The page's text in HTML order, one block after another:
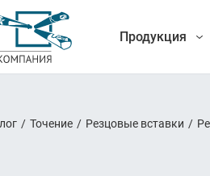
Продукция
/ Точение / Резцовые вставки /